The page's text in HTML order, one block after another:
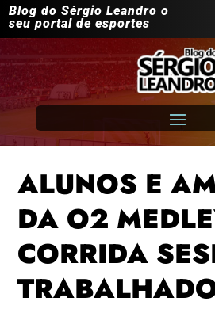
Blog do Sérgio Leandro o
seu portal de esportes
ALUNOS E
DA O2
CORRIDA